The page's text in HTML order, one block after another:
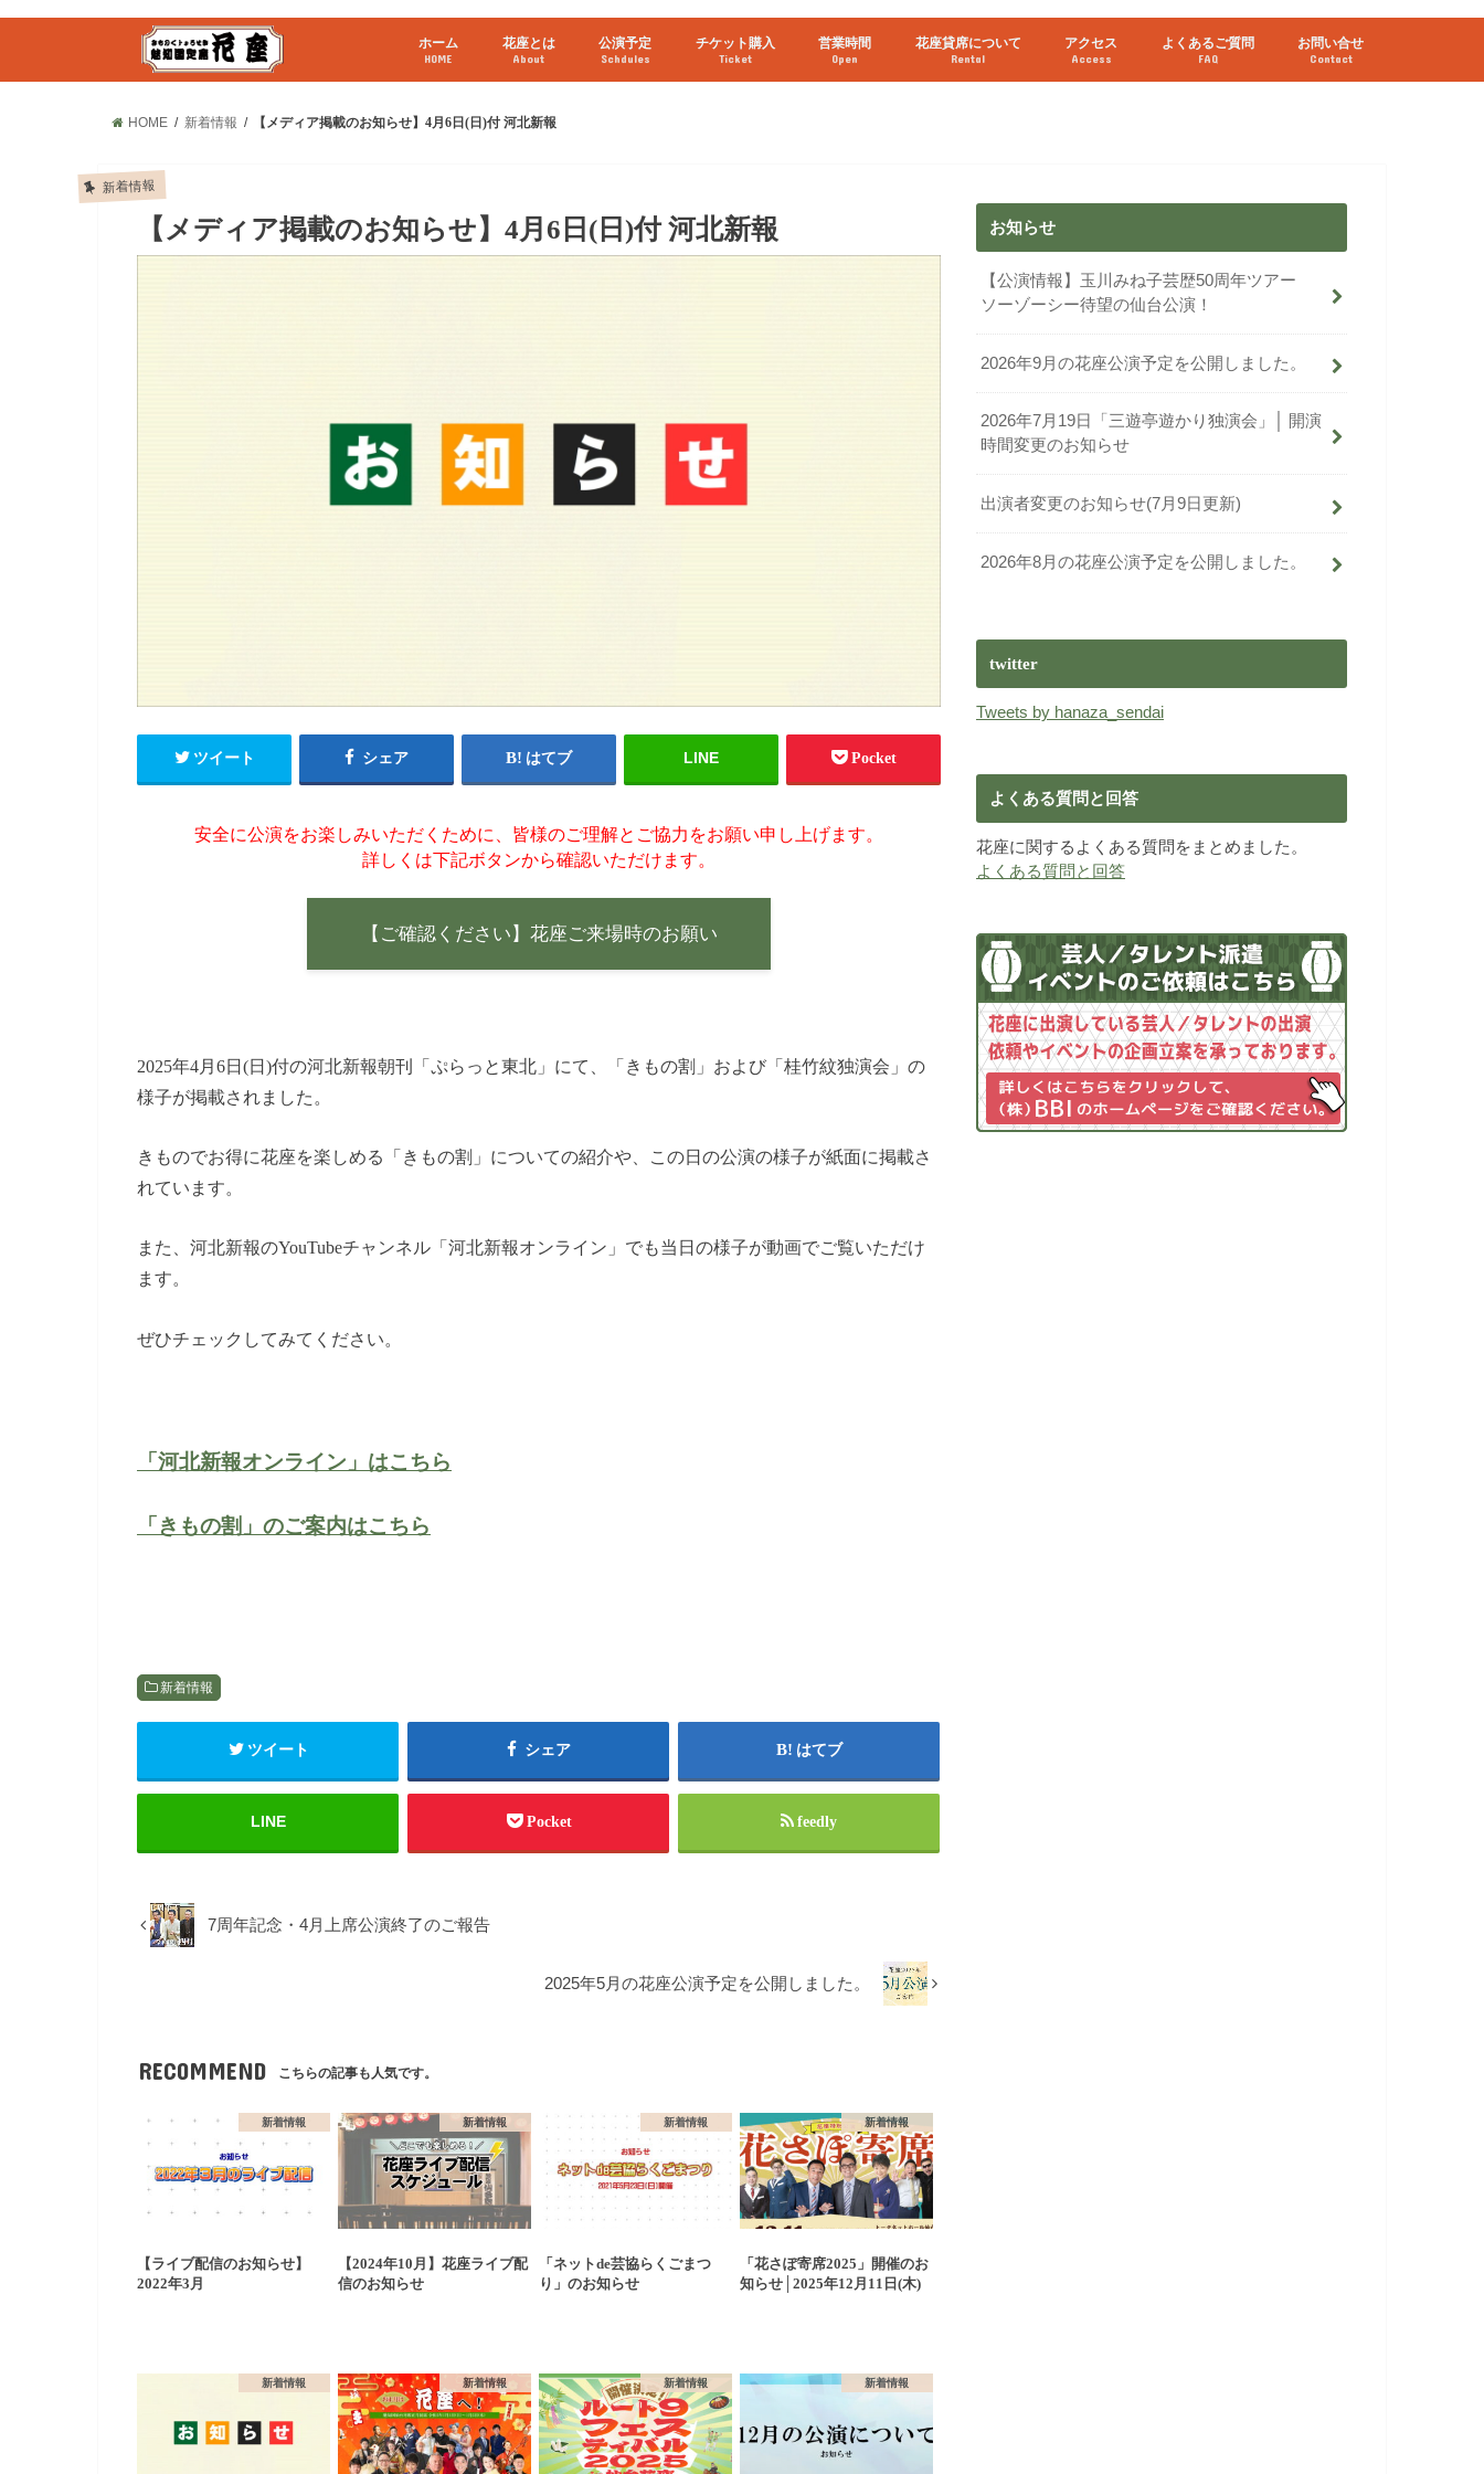
ホーム
HOME
花座とは
About
公演予定
Schdules
チケット購入
Ticket
営業時間
Open
花座貸席について
Rental
アクセス
Access
よくあるご質問
FAQ
お問い合せ
Contact
HOME 新着情報 【メディア掲載のお知らせ】4月6日(日)付 河北新報
新着情報
【メディア掲載のお知らせ】4月6日(日)付 河北新報
ツイート シェア はてブ LINE Pocket
安全に公演をお楽しみいただくために、皆様のご理解とご協力をお願い申し上げます。
詳しくは下記ボタンから確認いただけます。
【ご確認ください】花座ご来場時のお願い
2025年4月6日(日)付の河北新報朝刊「ぷらっと東北」にて、「きもの割」および「桂竹紋独演会」の
様子が掲載されました。
きものでお得に花座を楽しめる「きもの割」についての紹介や、この日の公演の様子が紙面に掲載さ
れています。
また、河北新報のYouTubeチャンネル「河北新報オンライン」でも当日の様子が動画でご覧いただけ
ます。
ぜひチェックしてみてください。
「河北新報オンライン」はこちら
「きもの割」のご案内はこちら
新着情報
ツイート シェア はてブ
LINE Pocket feedly
7周年記念・4月上席公演終了のご報告
2025年5月の花座公演予定を公開しました。
RECOMMEND こちらの記事も人気です。
新着情報
【ライブ配信のお知らせ】
2022年3月
新着情報
【2024年10月】花座ライブ配
信のお知らせ
新着情報
「ネットde芸協らくごまつ
り」のお知らせ
新着情報
「花さぽ寄席2025」開催のお
知らせ│2025年12月11日(木)
新着情報 新着情報 新着情報 新着情報
お知らせ
【公演情報】玉川みね子芸歴50周年ツアー
ソーゾーシー待望の仙台公演！
2026年9月の花座公演予定を公開しました。
2026年7月19日「三遊亭遊かり独演会」│ 開演
時間変更のお知らせ
出演者変更のお知らせ(7月9日更新)
2026年8月の花座公演予定を公開しました。
twitter
Tweets by hanaza_sendai
よくある質問と回答
花座に関するよくある質問をまとめました。
よくある質問と回答